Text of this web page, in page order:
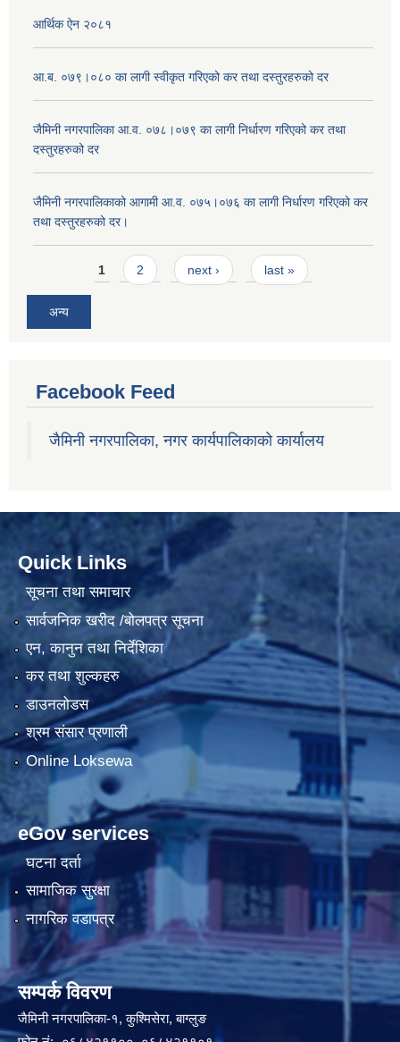
आर्थिक ऐन २०८१
आ.ब. ०७९।०८० का लागी स्वीकृत गरिएको कर तथा दस्तुरहरुको दर
जैमिनी नगरपालिका आ.व. ०७८।०७९ का लागी निर्धारण गरिएको कर तथा
दस्तुरहरुको दर
जैमिनी नगरपालिकाको आगामी आ.व. ०७५।०७६ का लागी निर्धारण गरिएको कर
तथा दस्तुरहरुको दर।
Pages1 2 next › last »
अन्य
Facebook Feed
जैमिनी नगरपालिका, नगर कार्यपालिकाको कार्यालय
Quick Links
सूचना तथा समाचार
सार्वजनिक खरीद /बोलपत्र सूचना
एन, कानुन तथा निर्देशिका
कर तथा शुल्कहरु
डाउनलोडस
श्रम संसार प्रणाली
Online Loksewa
eGov services
घटना दर्ता
सामाजिक सुरक्षा
नागरिक वडापत्र
सम्पर्क विवरण
जैमिनी नगरपालिका-१, कुश्मिसेरा, बाग्लुङ